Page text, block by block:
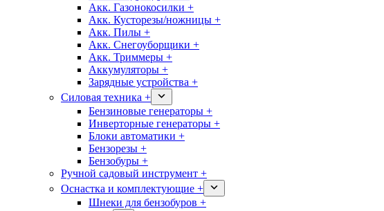
Акк. Газонокосилки +
Акк. Кусторезы/ножницы +
Акк. Пилы +
Акк. Снегоуборщики +
Акк. Триммеры +
Аккумуляторы +
Зарядные устройства +
Силовая техника +
Бензиновые генераторы +
Инверторные генераторы +
Блоки автоматики +
Бензорезы +
Бензобуры +
Ручной садовый инструмент +
Оснастка и комплектующие +
Шнеки для бензобуров +